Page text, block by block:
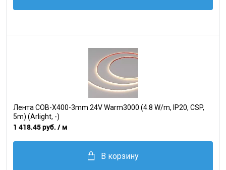
Лента COB-X400-3mm 24V Warm3000 (4.8 W/m, IP20, CSP,
5m) (Arlight, -)
1 418.45 руб. / м
В корзину